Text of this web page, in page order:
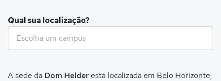
Qual sua localização?
A sede da Dom Helderestá localizada em Belo Horizonte,